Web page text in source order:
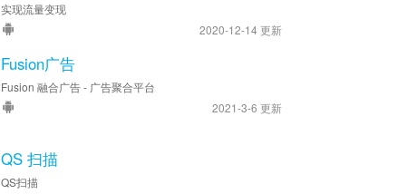
实现流量变现
2020-12-14 更新
Fusion广告
Fusion 融合广告 - 广告聚合平台
2021-3-6 更新
QS 扫描
QS扫描